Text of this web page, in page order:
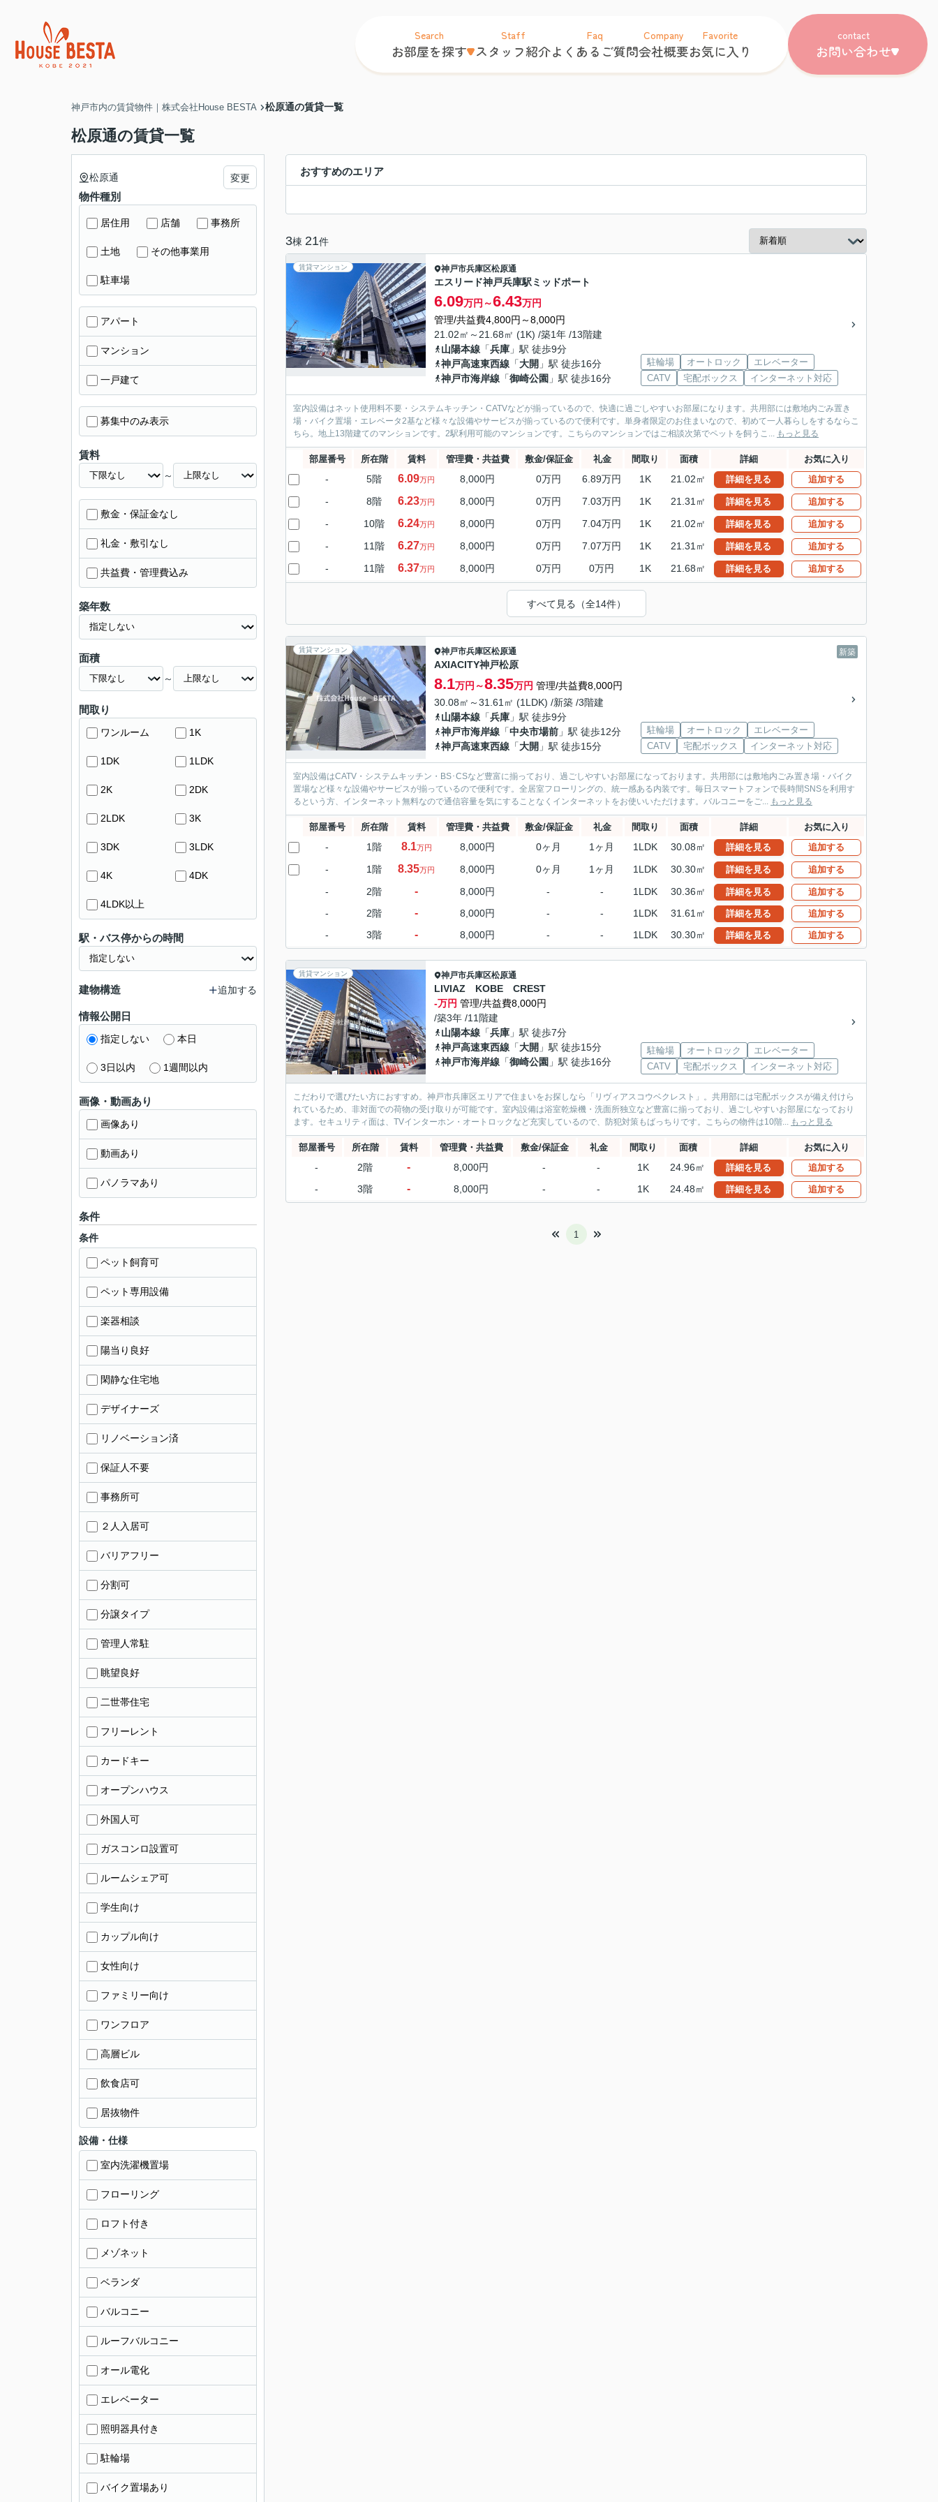
Search
お部屋を探す
Staff
スタッフ紹介
Faq
よくあるご質問
Company
会社概要
Favorite
お気に入り
contact
お問い合わせ
神戸市内の賃貸物件｜株式会社House BESTA 松原通の賃貸一覧
松原通の賃貸一覧
おすすめのエリア
3棟 21件
賃貸マンション 神戸市兵庫区松原通
エスリード神戸兵庫駅ミッドポート
6.09万円～6.43万円
管理/共益費4,800円～8,000円
21.02㎡～21.68㎡ (1K) /築1年 /13階建
山陽本線 「兵庫 」駅 徒歩9分
神戸高速東西線 「大開 」駅 徒歩16分
神戸市海岸線 「御崎公園 」駅 徒歩16分
駐輪場 オートロック
エレベーター
CATV
宅配ボックス インターネット対応
室内設備はネット使用料不要・システムキッチン・CATVなどが揃っているので、快適に過ごしやすいお部屋になります。共用部には敷地内ごみ置き
場・バイク置場・エレベータ2基など様々な設備やサービスが揃っているので便利です。単身者限定のお住まいなので、初めて一人暮らしをするならこ
ちら。地上13階建てのマンションです。2駅利用可能のマンションです。こちらのマンションではご相談次第でペットを飼うこ... もっと見る
部屋番号 所在階 賃料 管理費・共益費 敷金/保証金 礼金 間取り 面積 詳細 お気に入り
- 5階 6.09万円 8,000円 0万円 6.89万円 1K 21.02㎡ 詳細を見る 追加する
- 8階 6.23万円 8,000円 0万円 7.03万円 1K 21.31㎡ 詳細を見る 追加する
- 10階 6.24万円 8,000円 0万円 7.04万円 1K 21.02㎡ 詳細を見る 追加する
- 11階 6.27万円 8,000円 0万円 7.07万円 1K 21.31㎡ 詳細を見る 追加する
- 11階 6.37万円 8,000円 0万円 0万円 1K 21.68㎡ 詳細を見る 追加する
すべて見る（全14件）
賃貸マンション 新築
神戸市兵庫区松原通
AXIACITY神戸松原
8.1万円～8.35万円 管理/共益費8,000円
30.08㎡～31.61㎡ (1LDK) /新築 /3階建
山陽本線 「兵庫 」駅 徒歩9分
神戸市海岸線 「中央市場前 」駅 徒歩12分
神戸高速東西線 「大開 」駅 徒歩15分
駐輪場 オートロック
エレベーター
CATV
宅配ボックス インターネット対応
室内設備はCATV・システムキッチン・BS･CSなど豊富に揃っており、過ごしやすいお部屋になっております。共用部には敷地内ごみ置き場・バイク
置場など様々な設備やサービスが揃っているので便利です。全居室フローリングの、統一感ある内装です。毎日スマートフォンで長時間SNSを利用す
るという方、インターネット無料なので通信容量を気にすることなくインターネットをお使いいただけます。バルコニーをご... もっと見る
部屋番号 所在階 賃料 管理費・共益費 敷金/保証金 礼金 間取り 面積 詳細 お気に入り
- 1階 8.1万円 8,000円 0ヶ月 1ヶ月 1LDK 30.08㎡ 詳細を見る 追加する
- 1階 8.35万円 8,000円 0ヶ月 1ヶ月 1LDK 30.30㎡ 詳細を見る 追加する
- 2階 - 8,000円 - - 1LDK 30.36㎡ 詳細を見る 追加する
- 2階 - 8,000円 - - 1LDK 31.61㎡ 詳細を見る 追加する
- 3階 - 8,000円 - - 1LDK 30.30㎡ 詳細を見る 追加する
賃貸マンション 神戸市兵庫区松原通
LIVIAZ KOBE CREST
-万円 管理/共益費8,000円
/築3年 /11階建
山陽本線 「兵庫 」駅 徒歩7分
神戸高速東西線 「大開 」駅 徒歩15分
神戸市海岸線 「御崎公園 」駅 徒歩16分
駐輪場 オートロック
エレベーター
CATV
宅配ボックス インターネット対応
こだわりで選びたい方におすすめ。神戸市兵庫区エリアで住まいをお探しなら「リヴィアスコウベクレスト」。共用部には宅配ボックスが備え付けら
れているため、非対面での荷物の受け取りが可能です。室内設備は浴室乾燥機・洗面所独立など豊富に揃っており、過ごしやすいお部屋になっており
ます。セキュリティ面は、TVインターホン・オートロックなど充実しているので、防犯対策もばっちりです。こちらの物件は10階... もっと見る
部屋番号 所在階 賃料 管理費・共益費 敷金/保証金 礼金 間取り 面積 詳細 お気に入り
- 2階 - 8,000円 - - 1K 24.96㎡ 詳細を見る 追加する
- 3階 - 8,000円 - - 1K 24.48㎡ 詳細を見る 追加する
1
松原通 変更
物件種別
居住用 店舗 事務所
土地 その他事業用
駐車場
アパート
マンション
一戸建て
募集中のみ表示
賃料
～
敷金・保証金なし
礼金・敷引なし
共益費・管理費込み
築年数
面積
～
間取り
ワンルーム 1K
1DK 1LDK
2K 2DK
2LDK 3K
3DK 3LDK
4K 4DK
4LDK以上
駅・バス停からの時間
建物構造 追加する
情報公開日
指定しない 本日
3日以内 1週間以内
画像・動画あり
画像あり
動画あり
パノラマあり
条件
条件
ペット飼育可
ペット専用設備
楽器相談
陽当り良好
閑静な住宅地
デザイナーズ
リノベーション済
保証人不要
事務所可
２人入居可
バリアフリー
分割可
分譲タイプ
管理人常駐
眺望良好
二世帯住宅
フリーレント
カードキー
オープンハウス
外国人可
ガスコンロ設置可
ルームシェア可
学生向け
カップル向け
女性向け
ファミリー向け
ワンフロア
高層ビル
飲食店可
居抜物件
設備・仕様
室内洗濯機置場
フローリング
ロフト付き
メゾネット
ベランダ
バルコニー
ルーフバルコニー
オール電化
エレベーター
照明器具付き
駐輪場
バイク置場あり